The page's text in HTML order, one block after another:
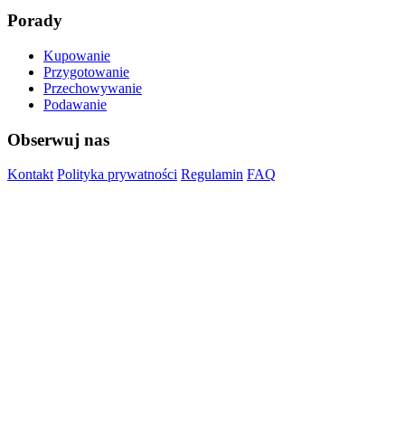
Porady
Kupowanie
Przygotowanie
Przechowywanie
Podawanie
Obserwuj nas
Kontakt Polityka prywatności Regulamin FAQ